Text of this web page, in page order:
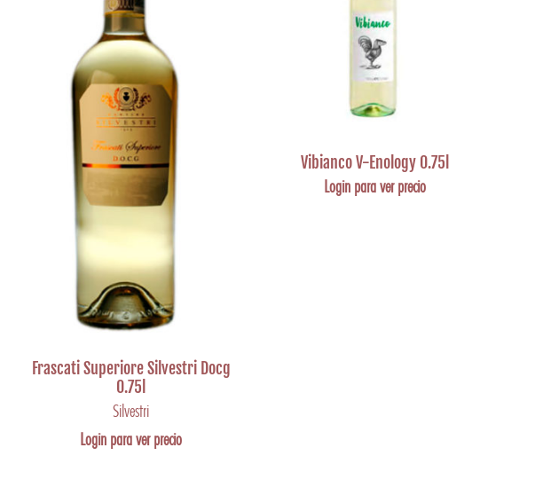
Frascati Superiore Silvestri Docg
0.75l
Silvestri
Login para ver precio
Vibianco V-Enology 0.75l
Login para ver precio